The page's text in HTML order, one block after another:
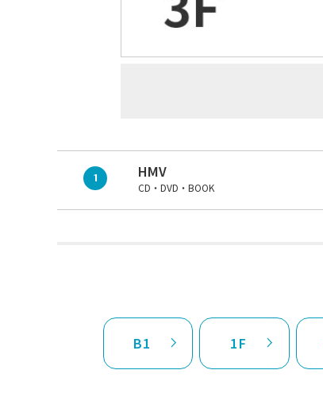
1 HMV
CD・DVD・BOOK
B1 1F